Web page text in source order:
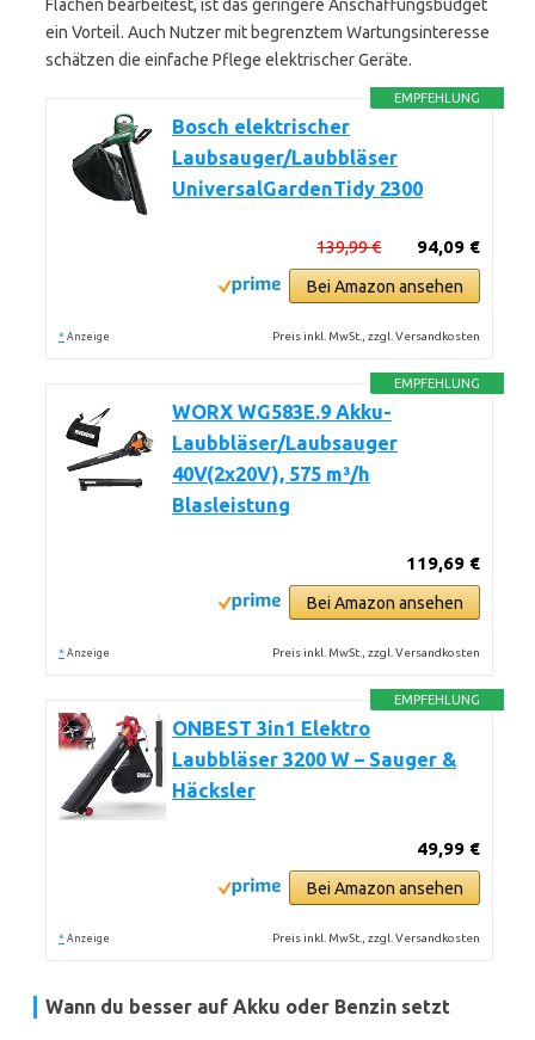
Flächen bearbeitest, ist das geringere Anschaffungsbudget
ein Vorteil. Auch Nutzer mit begrenztem Wartungsinteresse
schätzen die einfache Pflege elektrischer Geräte.
EMPFEHLUNG
Bosch elektrischer
Laubsauger/Laubbläser
UniversalGardenTidy 2300
94,09 €
139,99 €
Bei Amazon ansehen
* Anzeige Preis inkl. MwSt., zzgl. Versandkosten
EMPFEHLUNG
WORX WG583E.9 Akku-
Laubbläser/Laubsauger
40V(2x20V), 575 m³/h
Blasleistung
119,69 €
Bei Amazon ansehen
* Anzeige Preis inkl. MwSt., zzgl. Versandkosten
EMPFEHLUNG
ONBEST 3in1 Elektro
Laubbläser 3200 W – Sauger &
Häcksler
49,99 €
Bei Amazon ansehen
* Anzeige Preis inkl. MwSt., zzgl. Versandkosten
Wann du besser auf Akku oder Benzin setzt